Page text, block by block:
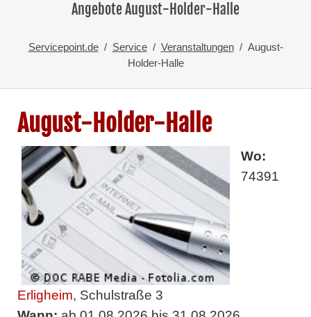
Angebote August-Holder-Halle
Servicepoint.de Service Veranstaltungen
August-
Holder-Halle
August-Holder-Halle
Wo:
74391
Erligheim, Schulstraße 3